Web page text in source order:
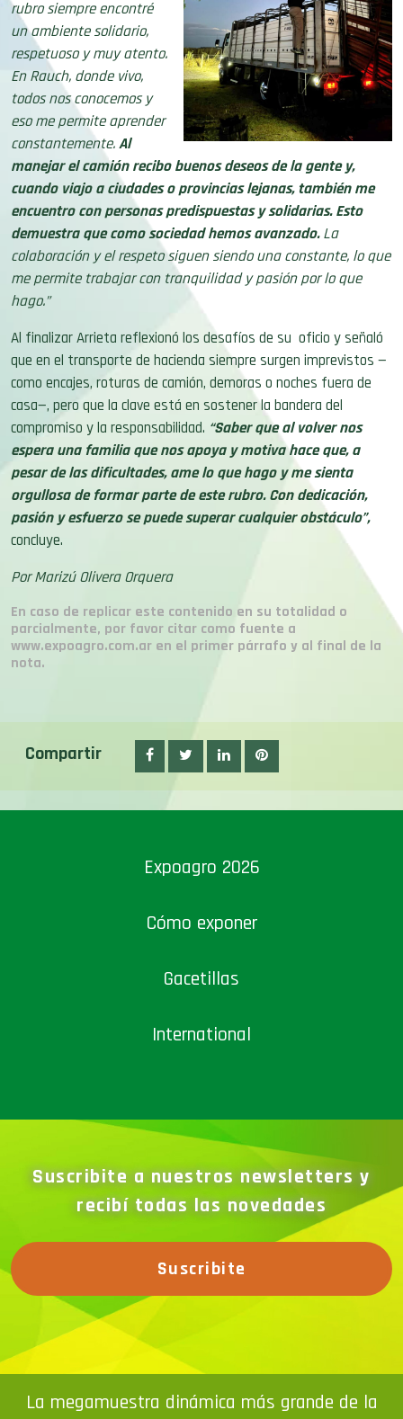
rubro siempre encontré
un ambiente solidario,
respetuoso y muy atento.
En Rauch, donde vivo,
todos nos conocemos y
eso me permite aprender
constantemente.Al
manejar el camión recibo buenos deseos de la gente y,
cuando viajo a ciudades o provincias lejanas, también me
encuentro con personas predispuestas y solidarias. Esto
demuestra que como sociedad hemos avanzado.La
colaboración y el respeto siguen siendo una constante, lo que
me permite trabajar con tranquilidad y pasión por lo que
hago.”
Al finalizar Arrieta reflexionó los desafíos de su oficio y señaló
que en el transporte de hacienda siempre surgen imprevistos —
como encajes, roturas de camión, demoras o noches fuera de
casa—, pero que la clave está en sostener la bandera del
compromiso y la responsabilidad. “Saber que al volver nos
espera una familia que nos apoya y motiva hace que, a
pesar de las dificultades, ame lo que hago y me sienta
orgullosa de formar parte de este rubro. Con dedicación,
pasión y esfuerzo se puede superar cualquier obstáculo”,
concluye.
Por Marizú Olivera Orquera
En caso de replicar este contenido en su totalidad o
parcialmente, por favor citar como fuente a
www.expoagro.com.ar en el primer párrafo y al final de la
nota.
Compartir
Expoagro 2026
Cómo exponer
Gacetillas
International
Suscribite a nuestros newsletters y
recibí todas las novedades
Suscribite
La megamuestra dinámica más grande de la